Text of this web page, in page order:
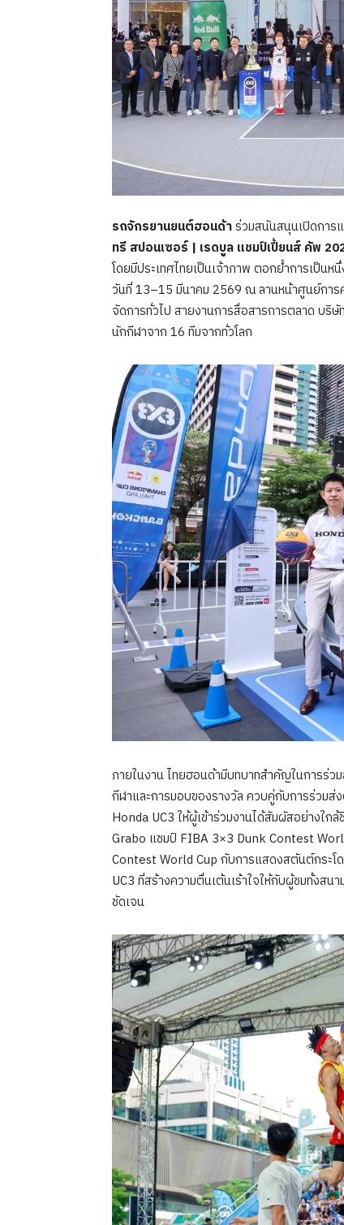
รถจักรยานยนต์ฮอนด้าร่วมสนันสนุนเปิดการ
ทรี สปอนเซอร์ | เรดบูล แชมป์เปี้ยนส์ คัพ
โดยมีประเทศไทยเป็นเจ้าภาพ ตอกย้ำการเป็น
วันที่ 13–15 มีนาคม 2569 ณ ลานหน้าศูนย์การ
จัดการทั่วไป สายงานการสื่อสารการตลาด บริ
นักกีฬาจาก 16 ทีมจากทั่วโลก
ภายในงาน ไทยฮอนด้ามีบทบาทสำคัญในการร่
กีฬาและการมอบของรางวัล ควบคู่กับการร่วม
Honda UC3 ให้ผู้เข้าร่วมงานได้สัมผัสอย่างใ
Grabo แชมป์ FIBA 3×3 Dunk Contest
Contest World Cup กับการแสดงสตันต์กระ
UC3 ที่สร้างความตื่นเต้นเร้าใจให้กับผู้ชมทั้งส
ชัดเจน